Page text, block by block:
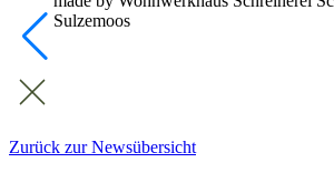
Zurück zur Newsübersicht